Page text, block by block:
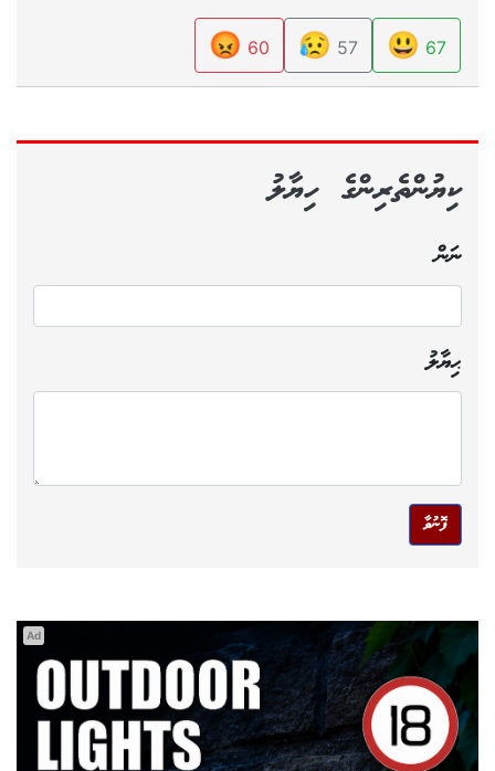
67
😃
57
😥
60
😡
ކިޔުންތެރިންގެ ހިޔާލު
ނަން
ޙިޔާލު
ފޮނުވާ
Ad